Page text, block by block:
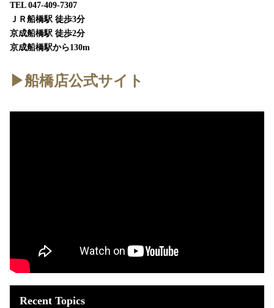
TEL 047-409-7307
ＪＲ船橋駅 徒歩3分
京成船橋駅 徒歩2分
京成船橋駅から130m
▶︎船橋店公式サイト
Recent Topics